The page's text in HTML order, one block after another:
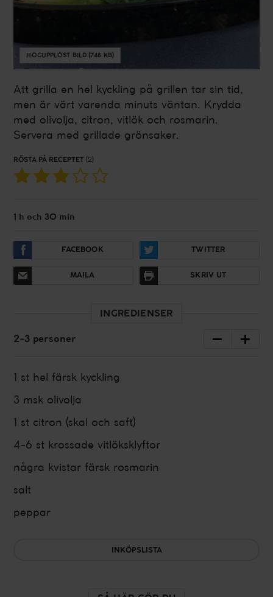
HÖGUPPLÖST BILD (748 KB)
1 h och 30 min
Att grilla en hel kyckling på grillen tar sin tid,
men är värt varenda minuts väntan. Krydda
med olivolja, citron, vitlök och rosmarin.
Servera med grillade grönsaker.
RÖSTA PÅ RECEPTET(2)
FACEBOOK TWITTER
MAILA SKRIV UT
INGREDIENSER
2-3 personer
1 st hel färsk kyckling
3 msk olivolja
1 st citron (skal och saft)
4-6 st krossade vitlöksklyftor
några kvistar färsk rosmarin
salt
peppar
INKÖPSLISTA